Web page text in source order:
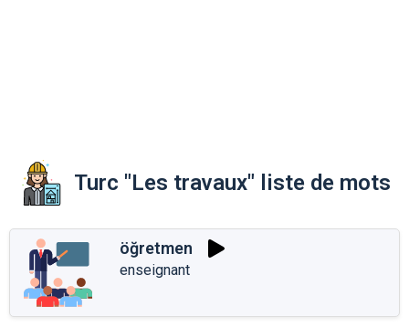
Turc "Les travaux" liste de mots
öğretmen
enseignant